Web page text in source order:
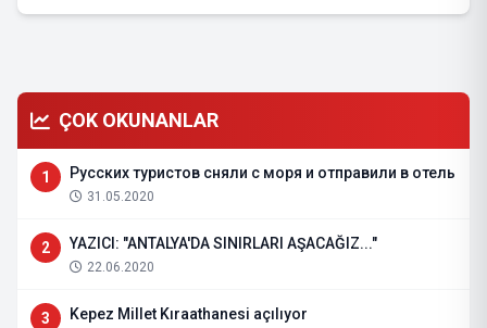
ÇOK OKUNANLAR
1 Русских туристов сняли с моря и отправили в отель
31.05.2020
2 YAZICI: "ANTALYA'DA SINIRLARI AŞACAĞIZ..."
22.06.2020
3 Kepez Millet Kıraathanesi açılıyor